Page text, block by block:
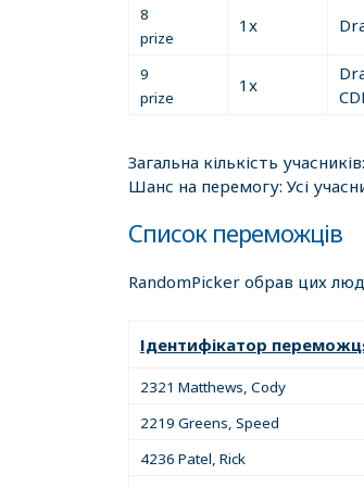
Sample Canadian Skill
What is (155 plus 33) divided
Your correct answer to the
The entry rules!!
You must fully register (on
You must place a Free or
8
prize
1x
9
prize
1x
Загальна кількість
Шанс на перемогу: Усі
Список переможців
RandomPicker обрав цих
Ідентифікатор
2321 Matthews, Cody
2219 Greens, Speed
4236 Patel, Rick